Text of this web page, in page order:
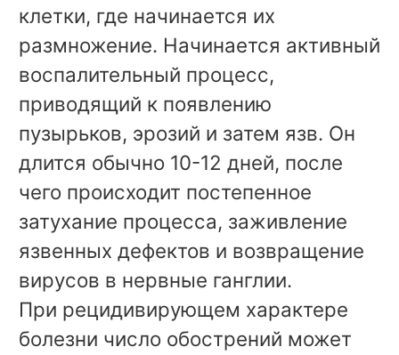
клетки, где начинается их
размножение. Начинается активный
воспалительный процесс,
приводящий к появлению
пузырьков, эрозий и затем язв. Он
длится обычно 10-12 дней, после
чего происходит постепенное
затухание процесса, заживление
язвенных дефектов и возвращение
вирусов в нервные ганглии.
При рецидивирующем характере
болезни число обострений может